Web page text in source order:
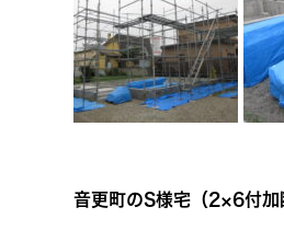
音更町のS様宅（2×6付加